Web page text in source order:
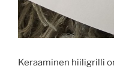
Keraaminen hiiligrilli